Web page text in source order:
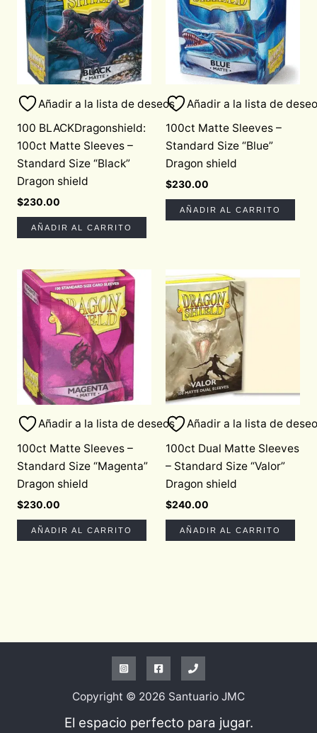
Añadir a la lista de deseos
100 BLACKDragonshield:
100ct Matte Sleeves –
Standard Size “Black”
Dragon shield
$230.00
AÑADIR AL CARRITO
Añadir a la lista de
100ct Matte Sleeves –
Standard Size “Blue”
Dragon shield
$230.00
AÑADIR AL CARRITO
Añadir a la lista de deseos
100ct Matte Sleeves –
Standard Size “Magenta”
Dragon shield
$230.00
AÑADIR AL CARRITO
Añadir a la lista de
100ct Dual Matte Sleeves
– Standard Size “Valor”
Dragon shield
$240.00
AÑADIR AL CARRITO
Copyright © 2026 Santuario JMC
El espacio perfecto para jugar.